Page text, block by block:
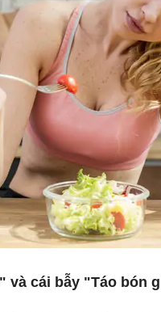
và cái bẫy "Táo bón